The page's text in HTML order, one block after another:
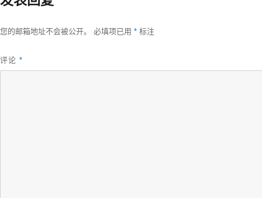
寸
您的邮箱地址不会被公开。 必填项已用 * 标注
评论 *